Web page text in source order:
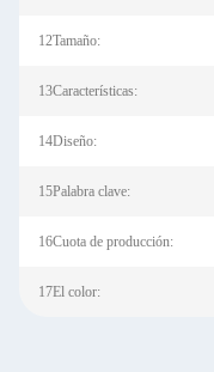
12Tamaño:
13Características:
14Diseño:
15Palabra clave:
16Cuota de producción:
17El color: